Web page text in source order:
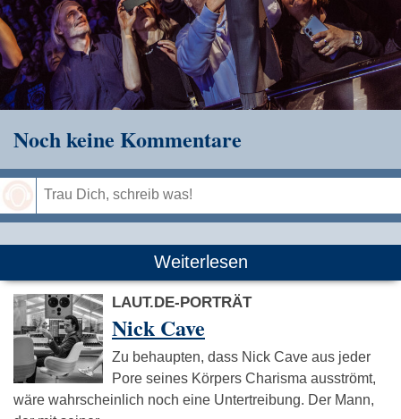
Noch keine Kommentare
Weiterlesen
LAUT.DE-PORTRÄT
Nick Cave
Zu behaupten, dass Nick Cave aus jeder
Pore seines Körpers Charisma ausströmt,
wäre wahrscheinlich noch eine Untertreibung. Der Mann,